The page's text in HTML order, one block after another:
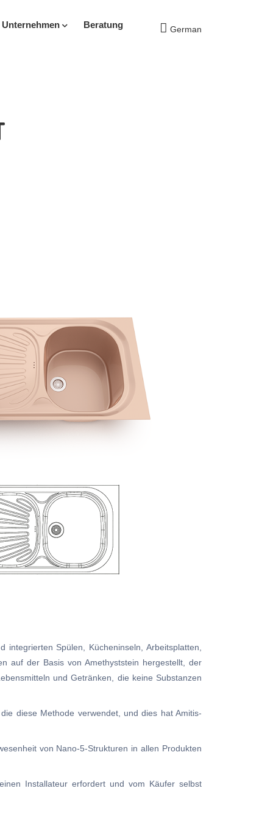
Beratung German
Spülen, Kücheninseln, Arbeitsplatten,
auf der Basis von Amethyststein hergestellt, der
und Getränken, die keine Substanzen
diese Methode verwendet, und dies hat Amitis-
von Nano-5-Strukturen in allen Produkten
Installateur erfordert und vom Käufer selbst